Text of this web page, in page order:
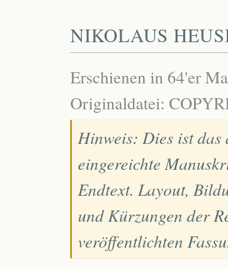
NIKOLAUS
Erschienen in 64'er
Originaldatei:
Hinweis: Dies ist das
eingereichte
Endtext. Layout,
und Kürzungen der
veröffentlichten